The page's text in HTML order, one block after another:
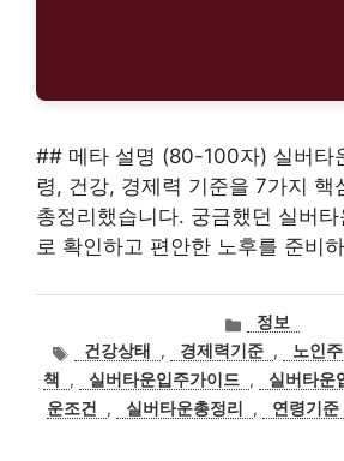
## 메타 설명 (80-100자) 실버타
령, 건강, 경제력 기준을 7가지 핵
총정리했습니다. 궁금했던 실버
로 확인하고 편안한 노후를 준비
카
테
고
리
정보
태건강상태 , 경제력기준 , 노인
책
, 실버타운입주가이드 , 실버타운
운조건
, 실버타운총정리 , 연령기준